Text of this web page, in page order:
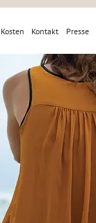
Kosten Kontakt Presse